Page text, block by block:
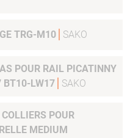
TRG-M10 SAKO
POUR RAIL PICATINNY
BT10-LW17
SAKO
POUR
MEDIUM